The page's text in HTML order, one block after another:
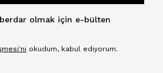
olmak için e-bülten
okudum, kabul ediyorum.